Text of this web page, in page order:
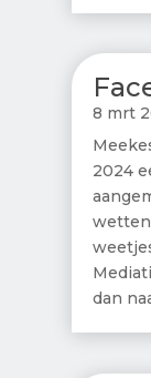
8 mrt
2024
wetten
dan